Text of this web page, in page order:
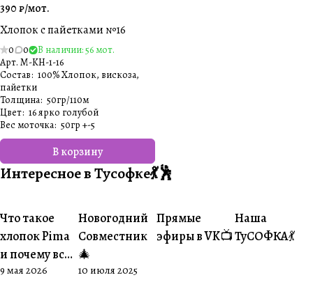
390 ₽/мот.
Хлопок с пайетками №16
0 0
В наличии: 56 мот.
Арт. M-KH-1-16
В корзину
Состав: 100% Хлопок, вискоза,
пайетки
Толщина: 50гр/110м
Цвет: 16 ярко голубой
Вес моточка: 50гр +-5
Интересное в Тусофке💃🕺
#О пряже
Что такое
хлопок Pima
и почему все
его обожают
9 мая 2026
#Совместники
Новогодний
Совместник
🎄
10 июля 2025
#Житуха
Прямые
эфиры в VK📺
Наша
ТуСОФКА💃